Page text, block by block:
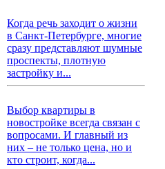
Когда речь заходит о жизни
в Санкт-Петербурге, многие
сразу представляют шумные
проспекты, плотную
застройку и...
Выбор квартиры в
новостройке всегда связан с
вопросами. И главный из
них – не только цена, но и
кто строит, когда...